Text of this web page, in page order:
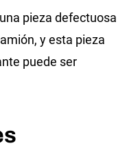
pieza defectuosa
y esta pieza
puede ser